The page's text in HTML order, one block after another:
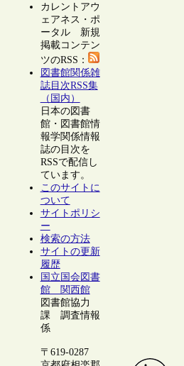
カレントアウ
ェアネス・ポ
ータル 新規
掲載コンテン
ツのRSS：
図書館関係雑
誌目次RSS集
（国内）
日本の図書
館・図書館情
報学関係情報
誌の目次を
RSSで配信し
ています。
このサイトに
ついて
サイトポリシ
ー
検索の方法
サイトの更新
履歴
国立国会図書
館 関西館
図書館協力
課 調査情報
係
〒619-0287